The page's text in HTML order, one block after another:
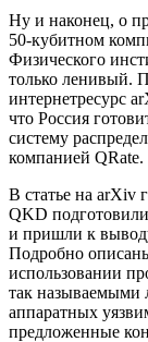
Ну и наконец, о
50‑кубитном
Физического
только ленивый.
интернет­ресурс
что Россия
систему
компанией QRate.
В статье на arXiv
QKD
и пришли к
Подробно
использовании
так называемыми
аппаратных
предложенные